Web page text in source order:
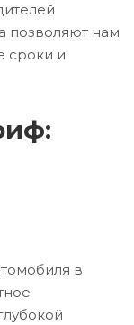
позволяют нам
сроки и
в